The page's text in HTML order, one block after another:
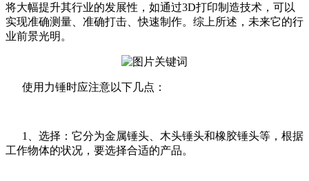
将大幅提升其行业的发展性，如通过3D打印制造技术，可以
实现准确测量、准确打击、快速制作。综上所述，未来它的行
业前景光明。
使用力锤时应注意以下几点：
1、选择：它分为金属锤头、木头锤头和橡胶锤头等，根据
工作物体的状况，要选择合适的产品。